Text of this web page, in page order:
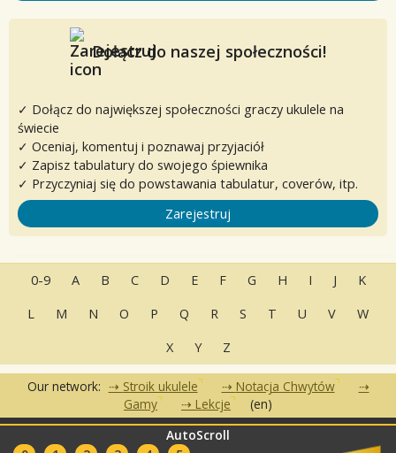
AutoScroll
Dołącz do naszej społeczności!
✓ Dołącz do największej społeczności graczy ukulele na
świecie
✓ Oceniaj, komentuj i poznawaj przyjaciół
✓ Zapisz tabulatury do swojego śpiewnika
✓ Przyczyniaj się do powstawania tabulatur, coverów, itp.
Zarejestruj
0-9 A B C D E F G H I J
K
L
M N O P Q R S T U V
W
X
Y Z
Our network: Stroik ukulele
Notacja Chwytów
Gamy
Lekcje (en)
Często zadawane pytania•Kontakt